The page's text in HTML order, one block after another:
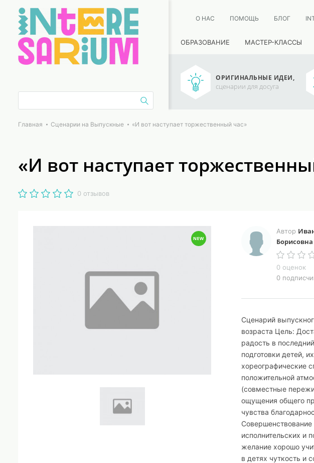
О НАС ПОМОЩЬ БЛОГ
ОБРАЗОВАНИЕ МАСТЕР-КЛАССЫ
ОРИГИНАЛЬНЫЕ ИДЕИ,
сценарии для досуга
Главная Сценарии на Выпускные «И вот наступает торжественный час»
«И вот наступает
0 отзывов
Автор
Борисовна
0 оценок
0
Сценарий
возраста Цель:
радость в
подготовки детей,
хореографические
положительной
(совместные
ощущения общего
чувства
исполнительских и
желание хорошо
в детях чуткость и